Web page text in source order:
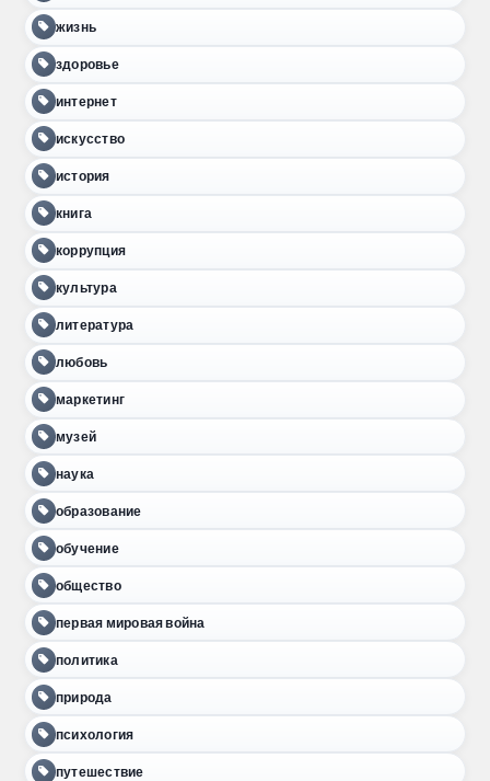
жизнь
здоровье
интернет
искусство
история
книга
коррупция
культура
литература
любовь
маркетинг
музей
наука
образование
обучение
общество
первая мировая война
политика
природа
психология
путешествие